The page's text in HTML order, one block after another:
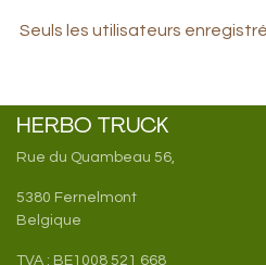
Seuls les utilisateurs
HERBO TRUCK
Rue du Quambeau 56,
5380 Fernelmont
Belgique
TVA : BE1008 521 668